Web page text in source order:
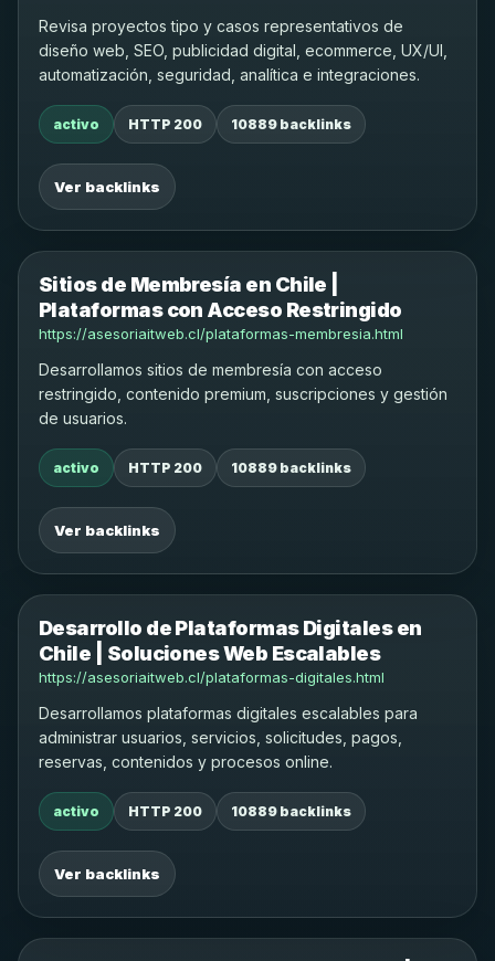
Revisa proyectos tipo y casos representativos de
diseño web, SEO, publicidad digital, ecommerce, UX/UI,
automatización, seguridad, analítica e integraciones.
activo HTTP 200 10889 backlinks
Ver backlinks
Sitios de Membresía en Chile |
Plataformas con Acceso Restringido
https://asesoriaitweb.cl/plataformas-membresia.html
Desarrollamos sitios de membresía con acceso
restringido, contenido premium, suscripciones y gestión
de usuarios.
activo HTTP 200 10889 backlinks
Ver backlinks
Desarrollo de Plataformas Digitales en
Chile | Soluciones Web Escalables
https://asesoriaitweb.cl/plataformas-digitales.html
Desarrollamos plataformas digitales escalables para
administrar usuarios, servicios, solicitudes, pagos,
reservas, contenidos y procesos online.
activo HTTP 200 10889 backlinks
Ver backlinks